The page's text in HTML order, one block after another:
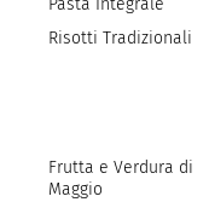
Pasta Integrale
Risotti Tradizionali
Frutta e Verdura di
Maggio